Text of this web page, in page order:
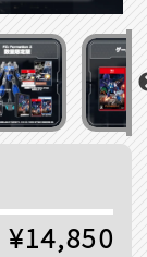
¥14,850